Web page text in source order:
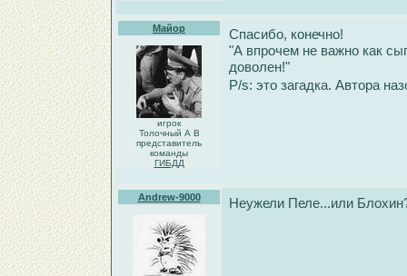
Майор
игрок
Толочный А В
представитель
команды
ГИБДД
Спасибо, конечно!
"А впрочем не важно как
доволен!"
P/s: это загадка. Автора
Andrew-9000 Неужели Пеле...или